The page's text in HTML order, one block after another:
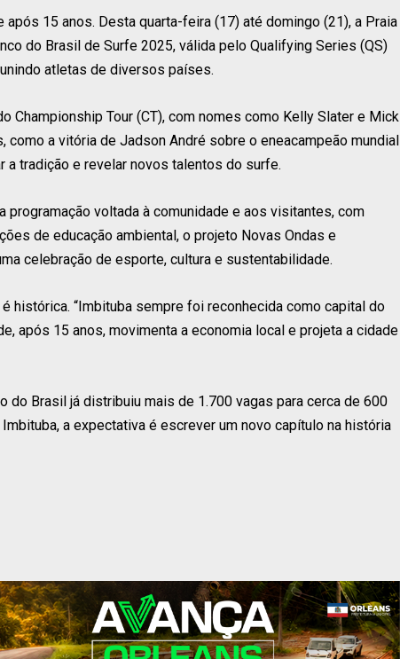
15 anos. Desta quarta-feira (17) até domingo (21), a Praia
do Brasil de Surfe 2025, válida pelo Qualifying Series (QS)
atletas de diversos países.
Championship Tour (CT), com nomes como Kelly Slater e Mick
como a vitória de Jadson André sobre o eneacampeão mundial
a tradição e revelar novos talentos do surfe.
voltada à comunidade e aos visitantes, com
de educação ambiental, o projeto Novas Ondas e
celebração de esporte, cultura e sustentabilidade.
histórica. “Imbituba sempre foi reconhecida como capital do
após 15 anos, movimenta a economia local e projeta a cidade
do Brasil já distribuiu mais de 1.700 vagas para cerca de 600
a expectativa é escrever um novo capítulo na história